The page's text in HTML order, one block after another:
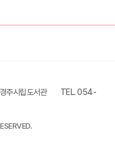
주시립도서관
TEL. 054-